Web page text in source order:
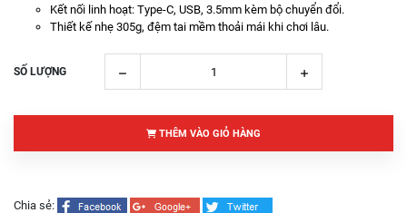
Kết nối linh hoạt: Type-C, USB, 3.5mm kèm bộ chuyển đổi.
Thiết kế nhẹ 305g, đệm tai mềm thoải mái khi chơi lâu.
SỐ LƯỢNG
THÊM VÀO GIỎ HÀNG
Chia sẻ: